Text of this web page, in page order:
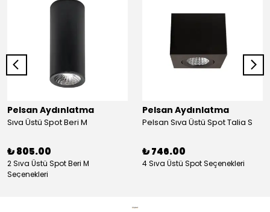
Pelsan Aydınlatma
Sıva Üstü Spot Beri M
₺ 805.00
2 Sıva Üstü Spot Beri M
Seçenekleri
Pelsan Aydınlatma
Pelsan Sıva Üstü Spot Talia S
₺ 746.00
4 Sıva Üstü Spot Seçenekleri